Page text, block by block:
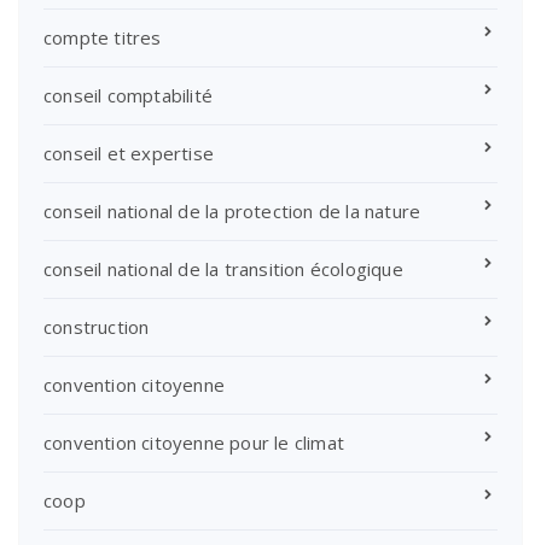
compte titres
conseil comptabilité
conseil et expertise
conseil national de la protection de la nature
conseil national de la transition écologique
construction
convention citoyenne
convention citoyenne pour le climat
coop